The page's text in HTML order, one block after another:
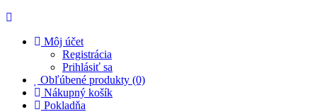
Môj účet
Registrácia
Prihlásiť sa
Obľúbené produkty (0)
Nákupný košík
Pokladňa